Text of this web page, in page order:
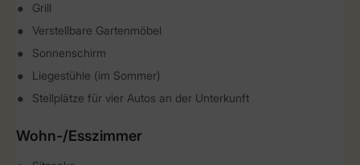
Grill
Verstellbare Gartenmöbel
Sonnenschirm
Liegestühle (im Sommer)
Stellplätze für vier Autos an der Unterkunft
Wohn-/Esszimmer